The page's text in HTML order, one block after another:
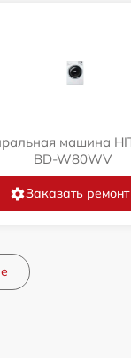
машина
BD-W80WV
Заказать ремонт